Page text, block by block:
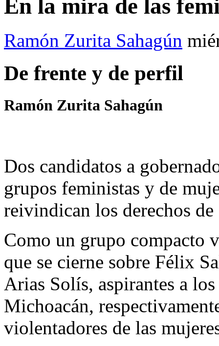
En la mira de las
Ramón Zurita Sahagún
De frente y de perfil
Ramón Zurita Sahagún
Dos candidatos a
grupos feministas y de
reivindican los derechos de
Como un grupo compacto
que se cierne sobre Félix
Arias Solís, aspirantes a
Michoacán,
violentadores de las